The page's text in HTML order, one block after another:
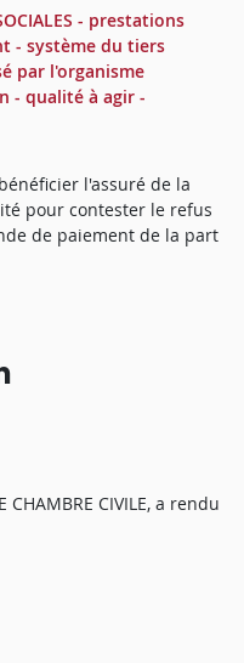
- prestations
- système du tiers
par l'organisme
- qualité à agir -
l'assuré de la
pour contester le refus
de paiement de la part
CHAMBRE CIVILE, a rendu